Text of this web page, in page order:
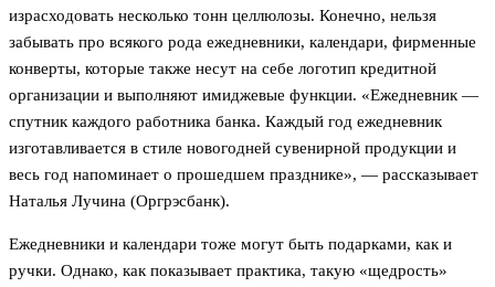
израсходовать несколько тонн целлюлозы. Конечно, нельзя
забывать про всякого рода ежедневники, календари, фирменные
конверты, которые также несут на себе логотип кредитной
организации и выполняют имиджевые функции. «Ежедневник —
спутник каждого работника банка. Каждый год ежедневник
изготавливается в стиле новогодней сувенирной продукции и
весь год напоминает о прошедшем празднике», — рассказывает
Наталья Лучина (Оргрэсбанк).
Ежедневники и календари тоже могут быть подарками, как и
ручки. Однако, как показывает практика, такую «щедрость»